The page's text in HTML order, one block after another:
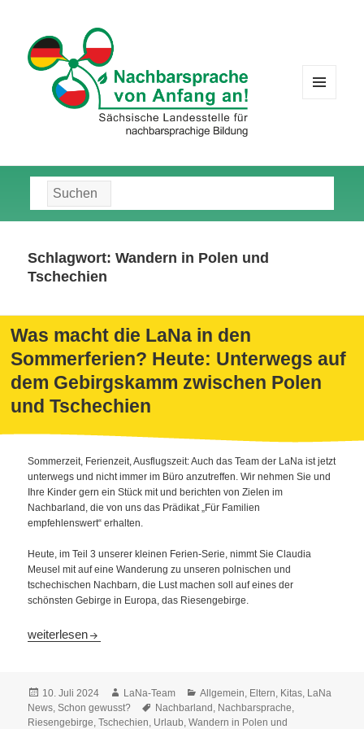
Suche
nach:
Schlagwort:Wandern in Polen und
Tschechien
Was macht die LaNa in den
Sommerferien? Heute: Unterwegs auf
dem Gebirgskamm zwischen Polen
und Tschechien
Sommerzeit, Ferienzeit, Ausflugszeit: Auch das Team der LaNa ist jetzt
unterwegs und nicht immer im Büro anzutreffen. Wir nehmen Sie und
Ihre Kinder gern ein Stück mit und berichten von Zielen im
Nachbarland, die von uns das Prädikat „Für Familien
empfehlenswert“ erhalten.
Heute, im Teil 3 unserer kleinen Ferien-Serie, nimmt Sie Claudia
Meusel mit auf eine Wanderung zu unseren polnischen und
tschechischen Nachbarn, die Lust machen soll auf eines der
schönsten Gebirge in Europa, das Riesengebirge.
Was macht die LaNa in den Sommerferien? Heute:
weiterlesen
Veröffentlicht
am
10. Juli 2024 Autor
LaNa-Team Kategorien
Allgemein, Eltern, Kitas, LaNa
News,Schon gewusst? Schlagwörter
Nachbarland , Nachbarsprache,
Riesengebirge,Tschechien, Urlaub,Wandern in Polen und